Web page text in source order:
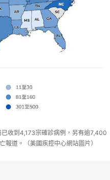
收到4,173宗確診病例，另有逾7,400
報道。（美國疾控中心網站圖片）